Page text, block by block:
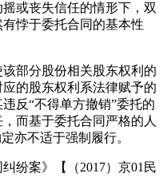
或丧失信任的情形下，双
悖于委托合同的基本性
部分股份相关股东权利的
的股东权利系法律赋予的
反“不得单方撤销”委托的
而基于委托合同严格的人
亦不适于强制履行。
纷案》【（2017）京01民